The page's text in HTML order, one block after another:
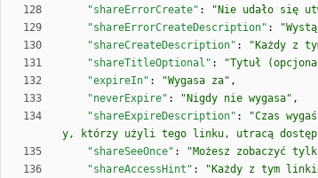
"shareErrorCreate" : "Nie udało się
"shareErrorCreateDescription" :
"shareCreateDescription" : "Każdy z
"shareTitleOptional" : "Tytuł
"expireIn" : "Wygasa za" ,
"neverExpire" : "Nigdy nie wygasa" ,
"shareExpireDescription" :
"Czas
y, którzy użyli tego linku, utracą dostęp
"shareSeeOnce" : "Możesz zobaczyć
"shareAccessHint" : "Każdy z tym